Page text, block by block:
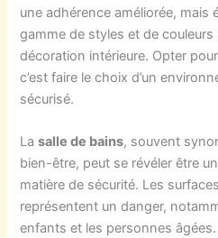
une adhérence améliorée, mais
gamme de styles et de
décoration intérieure. Opter
c’est faire le choix d’un
sécurisé.
Lasalle de bains, souvent
bien-être, peut se révéler être
matière de sécurité. Les
représentent un danger,
enfants et les personnes